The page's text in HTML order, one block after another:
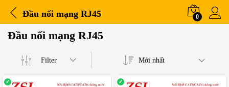
Đầu nối mạng RJ45 0
Đầu nối mạng RJ45
Filter Mới nhất